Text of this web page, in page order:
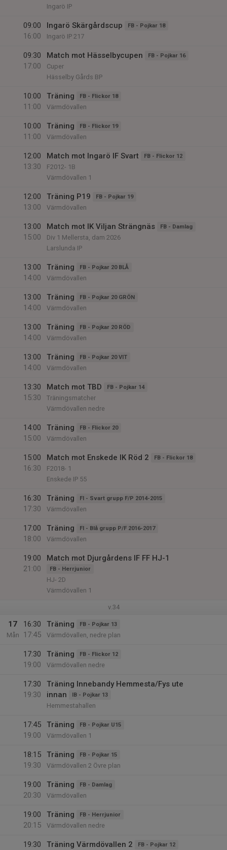
Ingarö IP
09:00
16:00
Ingarö Skärgårdscup FB - Pojkar 18
Ingarö IP 217
09:30
17:00
Match mot Hässelbycupen FB - Pojkar 16
Cuper
Hässelby Gårds BP
10:00
11:00
Träning FB - Flickor 18
Värmdövallen
10:00
11:00
Träning FB - Flickor 19
Värmdövallen
12:00
13:30
Match mot Ingarö IF Svart FB - Flickor 12
F2012- 1B
Värmdövallen 1
12:00
13:00
Träning P19 FB - Pojkar 19
Värmdövallen
13:00
15:00
Match mot IK Viljan Strängnäs FB - Damlag
Div 1 Mellersta, dam 2026
Larslunda IP
13:00
14:00
Träning FB - Pojkar 20 BLÅ
Värmdövallen
13:00
14:00
Träning FB - Pojkar 20 GRÖN
Värmdövallen
13:00
14:00
Träning FB - Pojkar 20 RÖD
Värmdövallen
13:00
14:00
Träning FB - Pojkar 20 VIT
Värmdövallen
13:30
15:30
Match mot TBD FB - Pojkar 14
Träningsmatcher
Värmdövallen nedre
14:00
15:00
Träning FB - Flickor 20
Värmdövallen
15:00
16:30
Match mot Enskede IK Röd 2 FB - Flickor 18
F2018- 1
Enskede IP 55
16:30
17:30
Träning FI - Svart grupp F/P 2014-2015
Värmdövallen
17:00
18:00
Träning FI - Blå grupp P/F 2016-2017
Värmdövallen
19:00
21:00
Match mot Djurgårdens IF FF HJ-1
FB - Herrjunior
HJ- 2D
Värmdövallen 1
v.34
17
Mån
16:30
17:45
Träning FB - Pojkar 13
Värmdövallen, nedre plan
17:30
19:00
Träning FB - Flickor 12
Värmdövallen nedre
17:30
19:30
Träning Innebandy Hemmesta/Fys ute
innan
IB - Pojkar 13
Hemmestahallen
17:45
19:00
Träning FB - Pojkar U15
Värmdövallen 1
18:15
19:30
Träning FB - Pojkar 15
Värmdövallen 2 Övre plan
19:00
20:30
Träning FB - Damlag
Värmdövallen
19:00
20:15
Träning FB - Herrjunior
Värmdövallen nedre
19:30
Träning Värmdövallen 2 FB - Pojkar 12